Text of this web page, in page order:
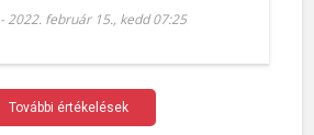
-2022. február 15., kedd 07:25
További értékelések